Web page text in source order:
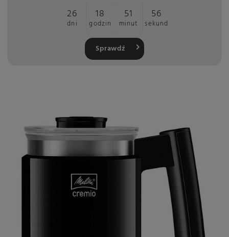
26
dni
18
godzin
51
minut
56
sekund
Sprawdź